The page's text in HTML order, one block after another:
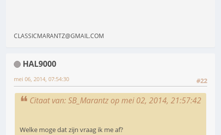
CLASSICMARANTZ@GMAIL.COM
HAL9000
#22
mei 06, 2014, 07:54:30
Citaat van: SB_Marantz op mei 02, 2014, 21:57:42
Welke moge dat zijn vraag ik me af?